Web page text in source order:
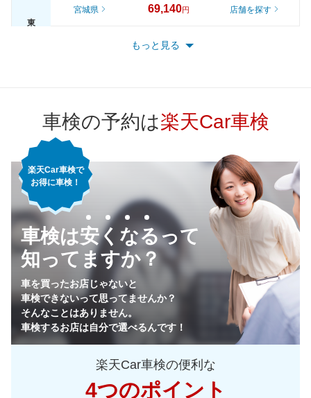
東
宮城県 69,140円 店舗を探す
74,730 円
関
東
神奈川県
千葉県 店舗を探す
埼玉県 76,700 店舗を探す
茨城県 77,100 円 店舗を探す
栃木県 73,620 店舗を探す
群馬県 72,690 店舗を探す
74,680 店舗を探す
長野県 78,760円
もっと見る
車検の予約は楽天Car車検
楽天Car車検で
お得に車検！
車検は安くなるって
知ってますか？
車を買ったお店じゃないと
車検できないって思ってませんか？
そんなことはありません。
車検するお店は自分で選べるんです！
楽天Car車検の便利な
4つのポイント